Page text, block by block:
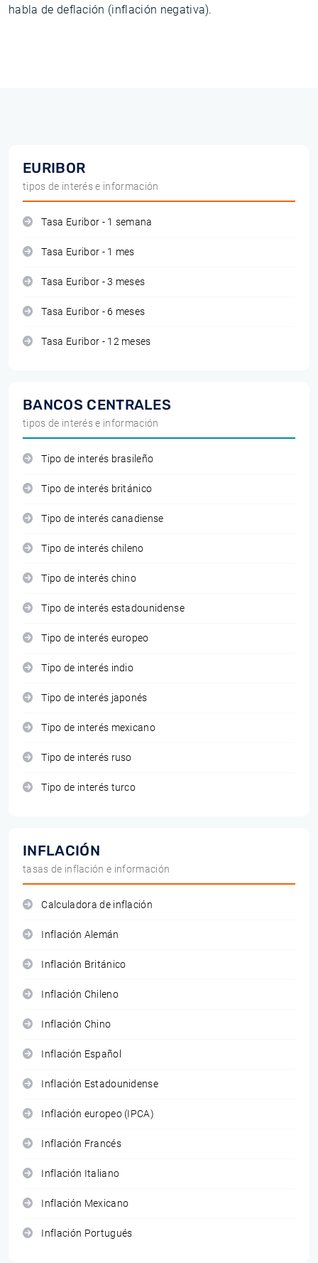
habla de deflación (inflación negativa).
EURIBOR
tipos de interés e información
Tasa Euribor - 1 semana
Tasa Euribor - 1 mes
Tasa Euribor - 3 meses
Tasa Euribor - 6 meses
Tasa Euribor - 12 meses
BANCOS CENTRALES
tipos de interés e información
Tipo de interés brasileño
Tipo de interés británico
Tipo de interés canadiense
Tipo de interés chileno
Tipo de interés chino
Tipo de interés estadounidense
Tipo de interés europeo
Tipo de interés indio
Tipo de interés japonés
Tipo de interés mexicano
Tipo de interés ruso
Tipo de interés turco
INFLACIÓN
tasas de inflación e información
Calculadora de inflación
Inflación Alemán
Inflación Británico
Inflación Chileno
Inflación Chino
Inflación Español
Inflación Estadounidense
Inflación europeo (IPCA)
Inflación Francés
Inflación Italiano
Inflación Mexicano
Inflación Portugués